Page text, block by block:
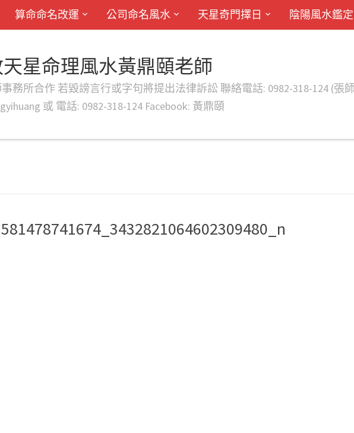
算命命名改運 公司命名風水 天星奇門擇日 陰陽風水鑑定
星命理風水黃鼎頤老師
務所合作 若毀謗言行或字句將提出法律訴訟 聯絡電話: 0982-318-124 (張
或 電話: 0982-318-124 Facebook: 黃鼎頤